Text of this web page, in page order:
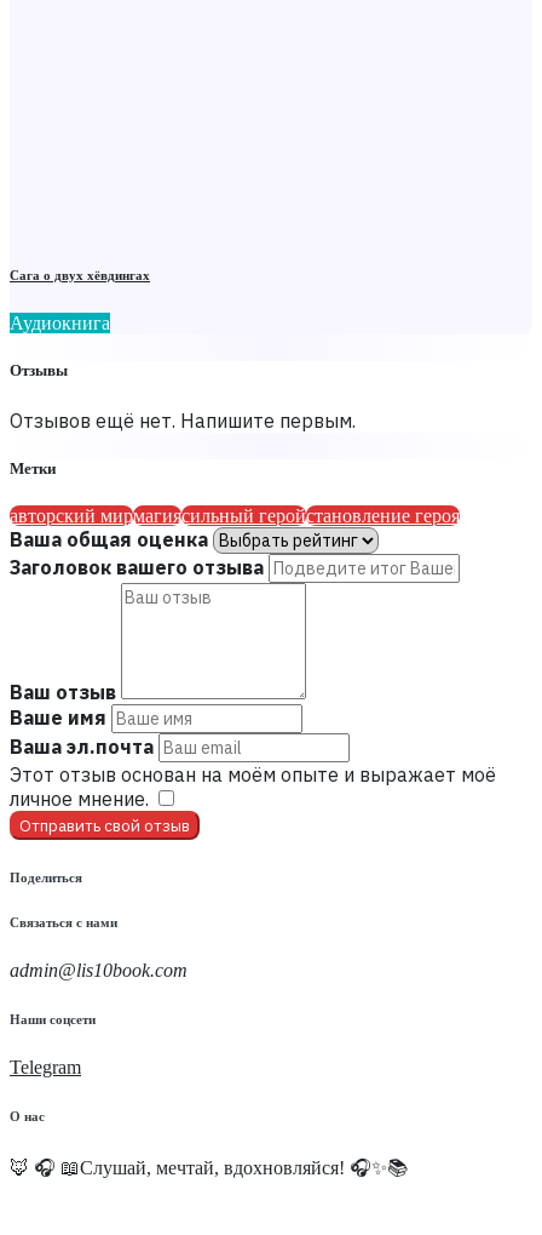
Сага о двух хёвдингах
Аудиокнига
Отзывы
Отзывов ещё нет. Напишите первым.
Метки
авторский мирмагиясильный геройстановление героя
Ваша общая оценка
Заголовок вашего отзыва
Ваш отзыв
Ваше имя
Ваша эл.почта
Этот отзыв основан на моём опыте и выражает моё
личное мнение.
Отправить свой отзыв
Поделиться
Связаться с нами
admin@lis10book.com
Наши соцсети
Telegram
О нас
🦊 🎧 📖Слушай, мечтай, вдохновляйся! 🎧✨📚